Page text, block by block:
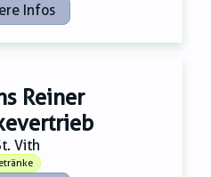
Infos
Reiner
Vith